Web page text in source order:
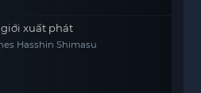
xuất phát
Hasshin Shimasu